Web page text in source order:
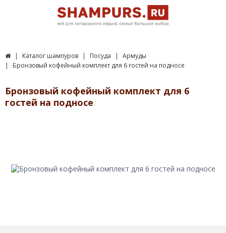
Каталог шампуров Посуда
Армуды
Бронзовый кофейный комплект для 6 гостей на подносе
Бронзовый кофейный комплект для 6
гостей на подносе